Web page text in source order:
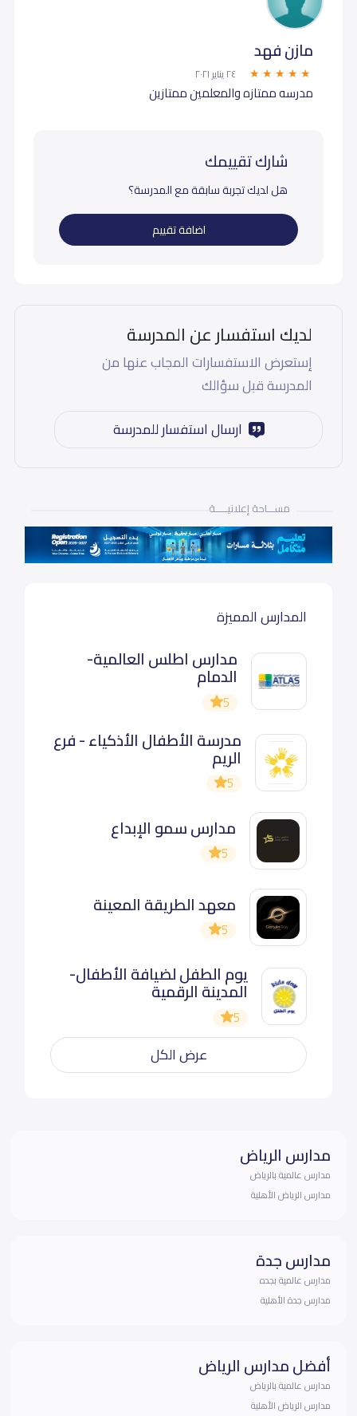
مازن فهد
٢٤ يناير ٢٠٢١
مدرسه ممتازه والمعلمين ممتازين
شارك تقييمك
هل لديك تجربة سابقة مع المدرسة؟
اضافة تقييم
لديك استفسار عن المدرسة
إستعرض الاستفسارات المجاب عنها من
المدرسة قبل سؤالك
ارسال استفسار للمدرسة
مســـاحة إعلانيـــــة
المدارس المميزة
مدارس اطلس العالمية-
الدمام
5
مدرسة الأطفال الأذكياء - فرع
الريم
5
مدارس سمو الإبداع
5
معهد الطريقة المعينة
5
يوم الطفل لضيافة الأطفال-
المدينة الرقمية
5
عرض الكل
مدارس الرياض
مدارس عالمية بالرياض
مدارس الرياض الأهلية
مدارس جدة
مدارس عالمية بجده
مدارس جدة الأهلية
أفضل مدارس الرياض
مدارس عالمية بالرياض
مدارس الرياض الأهلية